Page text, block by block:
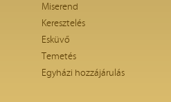
Miserend
Keresztelés
Esküvő
Temetés
Egyházi hozzájárulás